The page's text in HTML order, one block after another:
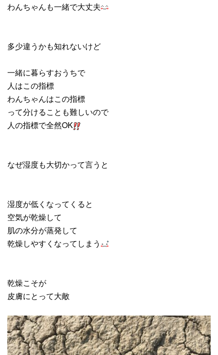
わんちゃんも一緒で大丈夫
多少違うかも知れないけど
一緒に暮らすおうちで
人はこの指標
わんちゃんはこの指標
って分けることも難しいので
人の指標で全然OK
なぜ湿度も大切かって言うと
湿度が低くなってくると
空気が乾燥して
肌の水分が蒸発して
乾燥しやすくなってしまう
乾燥こそが
皮膚にとって大敵